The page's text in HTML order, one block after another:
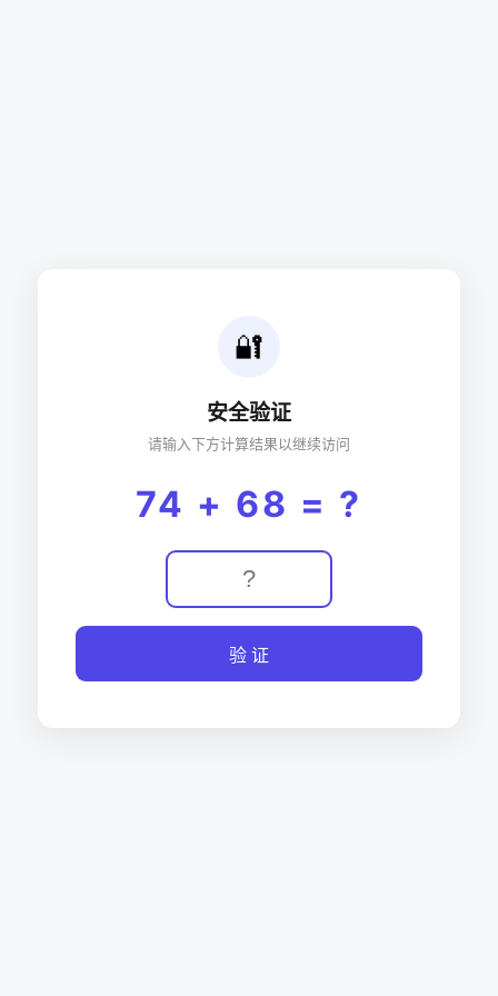
🔐
安全验证
请输入下方计算结果以继续访问
74 + 68 = ?
验 证